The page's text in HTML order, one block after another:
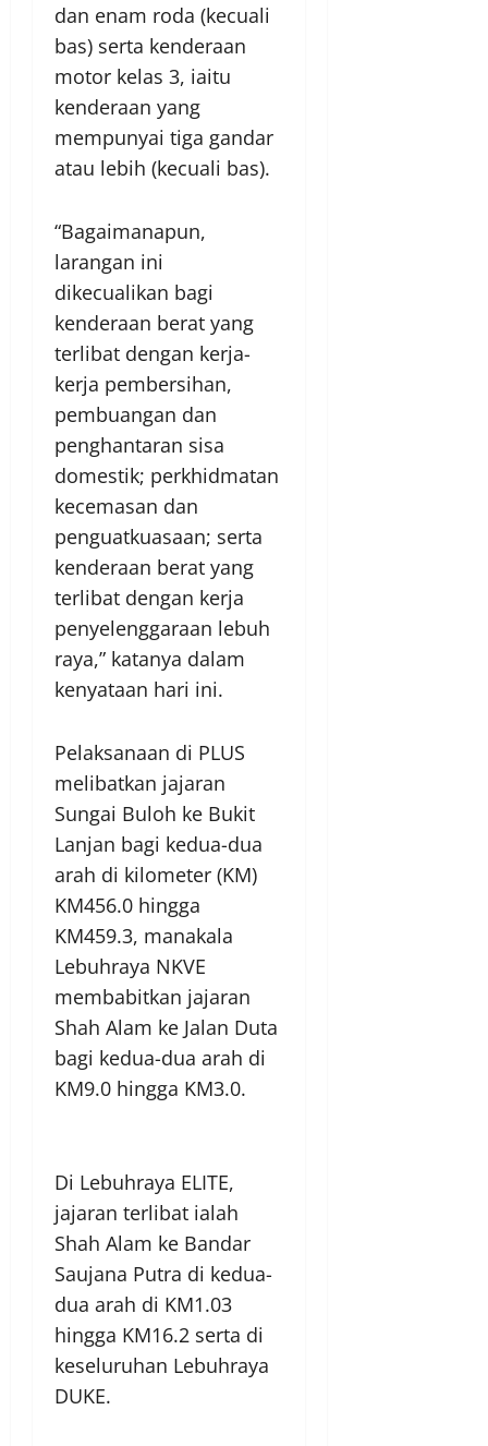
dan enam roda (kecuali
bas) serta kenderaan
motor kelas 3, iaitu
kenderaan yang
mempunyai tiga gandar
atau lebih (kecuali bas).
“Bagaimanapun,
larangan ini
dikecualikan bagi
kenderaan berat yang
terlibat dengan kerja-
kerja pembersihan,
pembuangan dan
penghantaran sisa
domestik; perkhidmatan
kecemasan dan
penguatkuasaan; serta
kenderaan berat yang
terlibat dengan kerja
penyelenggaraan lebuh
raya,” katanya dalam
kenyataan hari ini.
Pelaksanaan di PLUS
melibatkan jajaran
Sungai Buloh ke Bukit
Lanjan bagi kedua-dua
arah di kilometer (KM)
KM456.0 hingga
KM459.3, manakala
Lebuhraya NKVE
membabitkan jajaran
Shah Alam ke Jalan Duta
bagi kedua-dua arah di
KM9.0 hingga KM3.0.
Di Lebuhraya ELITE,
jajaran terlibat ialah
Shah Alam ke Bandar
Saujana Putra di kedua-
dua arah di KM1.03
hingga KM16.2 serta di
keseluruhan Lebuhraya
DUKE.